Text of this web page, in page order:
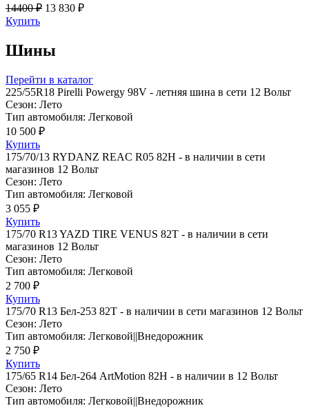
14400 ₽ 13 830 ₽
Купить
Шины
Перейти в каталог
225/55R18 Pirelli Powergy 98V - летняя шина в сети 12 Вольт
Сезон: Лето
Тип автомобиля: Легковой
10 500 ₽
Купить
175/70/13 RYDANZ REAC R05 82H - в наличии в сети
магазинов 12 Вольт
Сезон: Лето
Тип автомобиля: Легковой
3 055 ₽
Купить
175/70 R13 YAZD TIRE VENUS 82T - в наличии в сети
магазинов 12 Вольт
Сезон: Лето
Тип автомобиля: Легковой
2 700 ₽
Купить
175/70 R13 Бел-253 82T - в наличии в сети магазинов 12 Вольт
Сезон: Лето
Тип автомобиля: Легковой||Внедорожник
2 750 ₽
Купить
175/65 R14 Бел-264 ArtMotion 82H - в наличии в 12 Вольт
Сезон: Лето
Тип автомобиля: Легковой||Внедорожник